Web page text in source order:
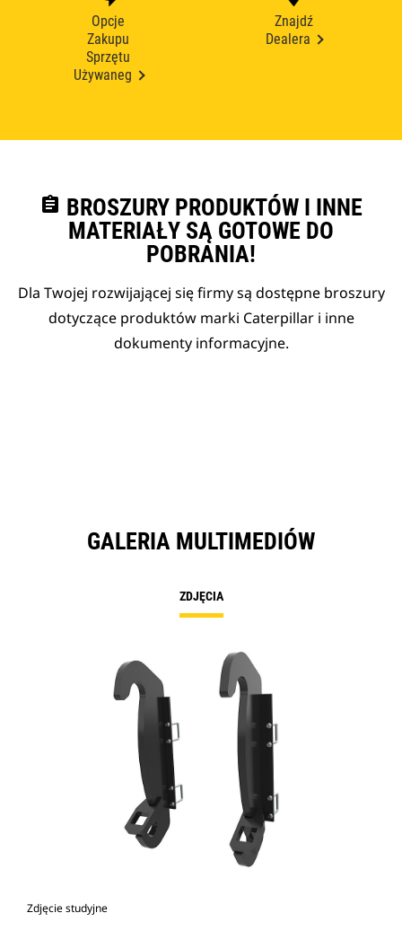
Opcje
Zakupu
Sprzętu
Używaneg
Znajdź
Dealera
assignment BROSZURY PRODUKTÓW I INNE
MATERIAŁY SĄ GOTOWE DO
POBRANIA!
Dla Twojej rozwijającej się firmy są dostępne broszury
dotyczące produktów marki Caterpillar i inne
dokumenty informacyjne.
GALERIA MULTIMEDIÓW
ZDJĘCIA
Zdjęcie studyjne